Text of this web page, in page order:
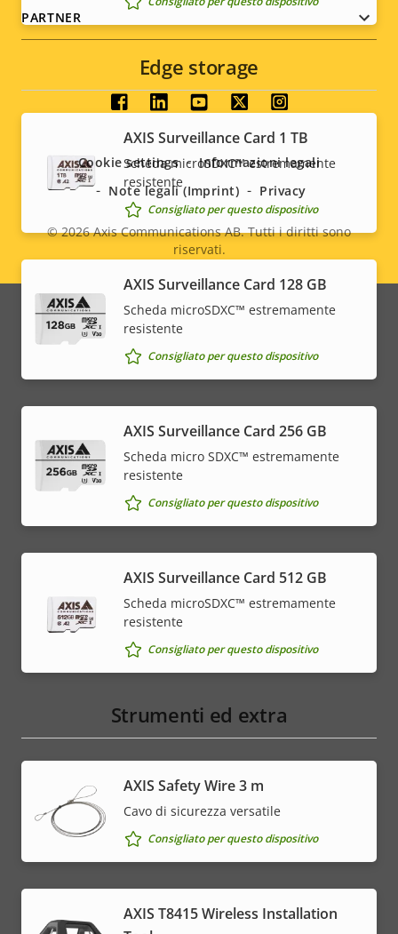
Edge storage
AXIS Surveillance Card 1 TB
Scheda microSDXC™ estremamente
resistente
Consigliato per questo dispositivo
AXIS Surveillance Card 128 GB
Scheda microSDXC™ estremamente
resistente
Consigliato per questo dispositivo
AXIS Surveillance Card 256 GB
Scheda micro SDXC™ estremamente
resistente
Consigliato per questo dispositivo
AXIS Surveillance Card 512 GB
Scheda microSDXC™ estremamente
resistente
Consigliato per questo dispositivo
Strumenti ed extra
AXIS Safety Wire 3 m
Cavo di sicurezza versatile
Consigliato per questo dispositivo
AXIS T8415 Wireless Installation
PARTNER
Social
menu
Legal
menu
© 2026Axis Communications AB. Tutti i diritti sono
riservati.
Cookie settings
Informazioni legali
Note legali (Imprint)
Privacy